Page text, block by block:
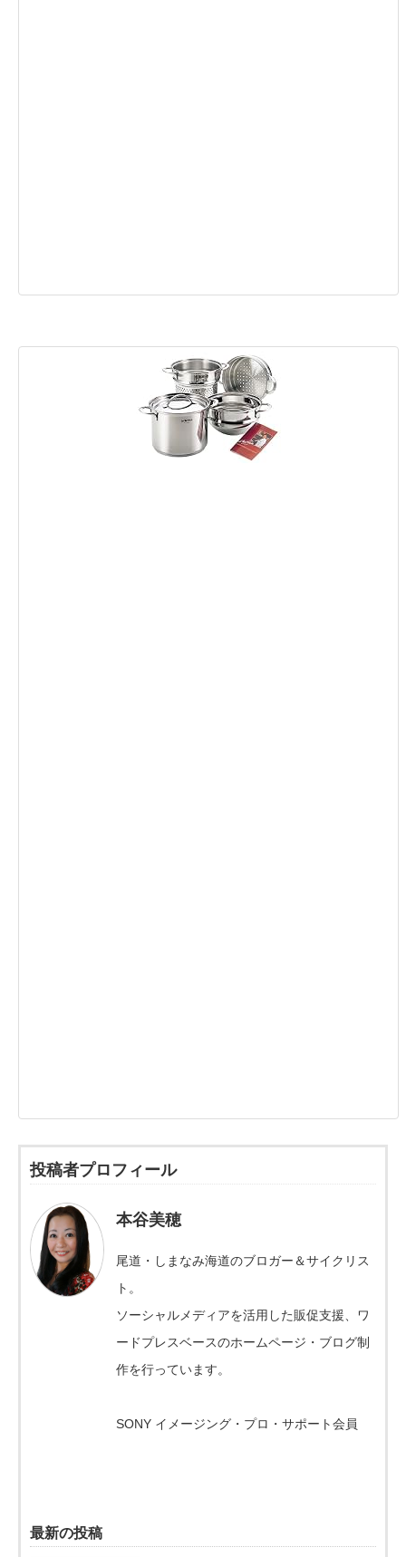
投稿者プロフィール
本谷美穂
尾道・しまなみ海道のブロガー＆サイクリス
ト。
ソーシャルメディアを活用した販促支援、ワ
ードプレスベースのホームページ・ブログ制
作を行っています。
SONY イメージング・プロ・サポート会員
最新の投稿